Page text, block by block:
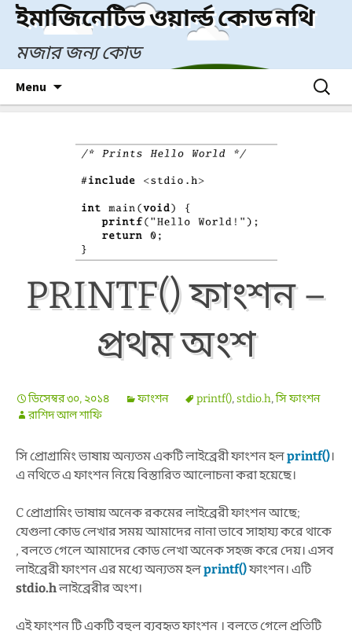
Skip
content
ইমাজিনেটিভ ওয়ার্ল্ড কোড নথি
মজার জন্য কোড
Menu
Search
for:
PRINTF() ফাংশন –
প্রথম অংশ
ডিসেম্বর ৩০, ২০১৪ ফাংশন printf(),stdio.h,সি ফাংশন
রাশিদ আল শাফি
সি প্রোগ্রামিং ভাষায় অন্যতম একটি লাইব্রেরী ফাংশন হলprintf()।
এ নথিতে এ ফাংশন নিয়ে বিস্তারিত আলোচনা করা হয়েছে।
C প্রোগ্রামিং ভাষায় অনেক রকমের লাইব্রেরী ফাংশন আছে;
যেগুলা কোড লেখার সময় আমাদের নানা ভাবে সাহায্য করে থাকে
, বলতে গেলে আমাদের কোড লেখা অনেক সহজ করে দেয়। এসব
লাইব্রেরী ফাংশন এর মধ্যে অন্যতম হলprintf()ফাংশন। এটি
stdio.hলাইব্রেরীর অংশ।
এই ফাংশন টি একটি বহুল ব্যবহৃত ফাংশন । বলতে গেলে প্রতিটি